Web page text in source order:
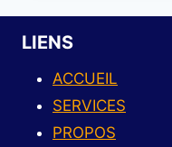
LIENS
ACCUEIL
SERVICES
PROPOS